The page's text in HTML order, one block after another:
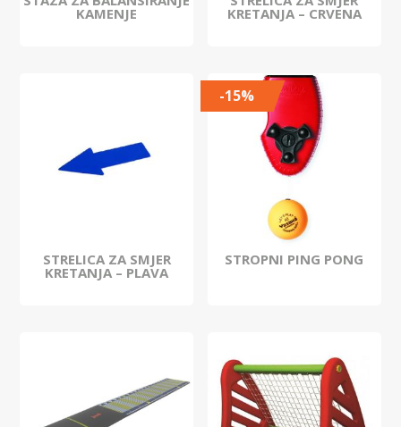
KAMENJE KRETANJA – CRVENA
STRELICA ZA SMJER
KRETANJA – PLAVA
-15%
STROPNI PING PONG